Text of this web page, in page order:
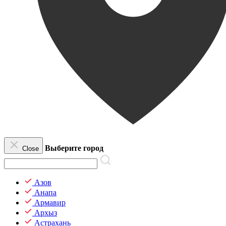
Close Выберите город
Азов
Анапа
Армавир
Архыз
Астрахань